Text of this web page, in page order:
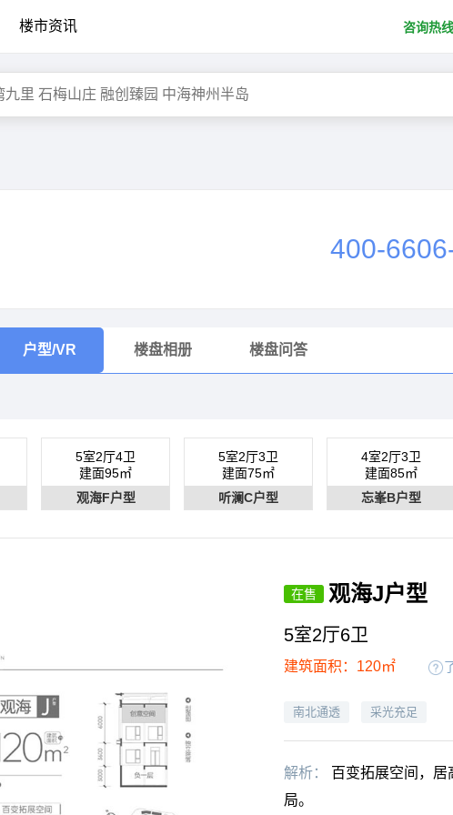
楼市资讯 咨询热线
400-
户型/VR 楼盘相册 楼盘问答
5室2厅4卫
建面95㎡
观海F户型
5室2厅3卫
建面75㎡
听澜C户型
4室2厅3卫
建面85㎡
忘峯B户型
在售 观海J户型
5室2厅6卫
建筑面积：120㎡
南北通透 采光充足
解析：
百变拓展空间，
局。